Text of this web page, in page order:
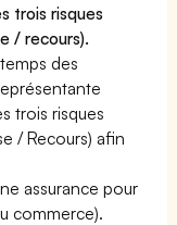
trois risques
/ recours).
des
trois risques
/ Recours) afin
assurance pour
commerce).